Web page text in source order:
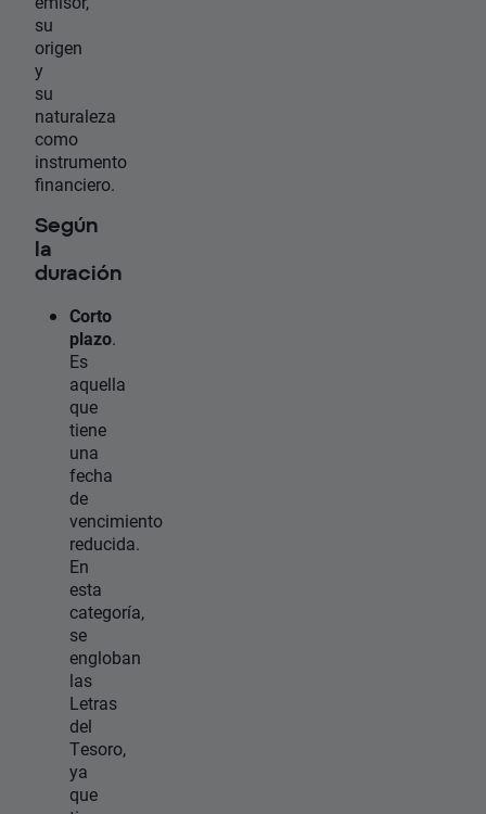
su
origen
y
su
naturaleza
como
instrumento
financiero.
Según
la
duración
Corto
plazo.
Es
aquella
que
tiene
una
fecha
de
vencimiento
reducida.
En
esta
categoría,
se
engloban
las
Letras
del
Tesoro,
ya
que